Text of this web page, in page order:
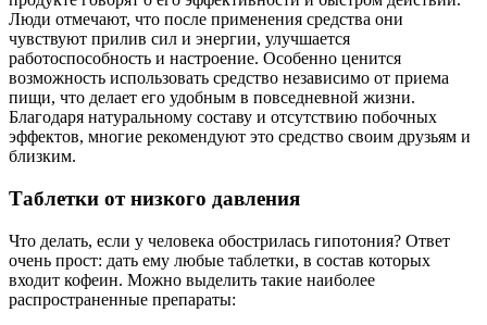
Люди отмечают, что после применения средства они
чувствуют прилив сил и энергии, улучшается
работоспособность и настроение. Особенно ценится
возможность использовать средство независимо от приема
пищи, что делает его удобным в повседневной жизни.
Благодаря натуральному составу и отсутствию побочных
эффектов, многие рекомендуют это средство своим друзьям и
близким.
Таблетки от низкого давления
Что делать, если у человека обострилась гипотония? Ответ
очень прост: дать ему любые таблетки, в состав которых
входит кофеин. Можно выделить такие наиболее
распространенные препараты: